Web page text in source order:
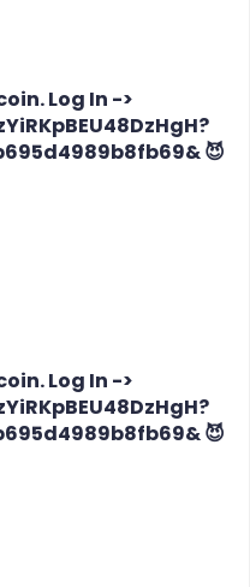
Log In ->
😈
Log In ->
😈